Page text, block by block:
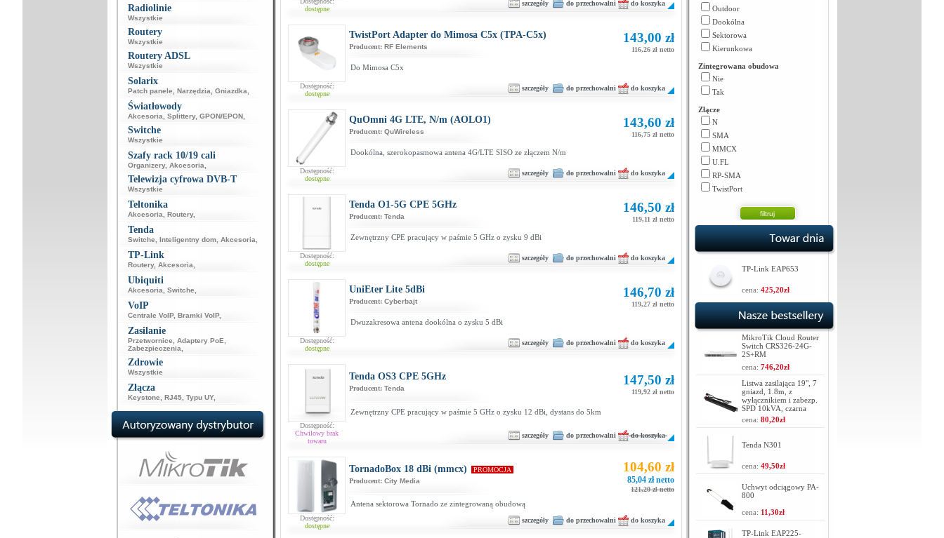
Radiolinie
Wszystkie
Routery
Wszystkie
Routery ADSL
Wszystkie
Solarix
Patch panele Narzędzia Gniazdka
Światłowody
Akcesoria Splittery, GPON/EPON,
Switche
Wszystkie
Szafy rack 10/19 cali
Organizery, Akcesoria
Telewizja cyfrowa DVB-T
Wszystkie
Teltonika
Akcesoria Routery,
Tenda
Switche Inteligentny dom, Akcesoria
TP-Link
Routery, Akcesoria
Ubiquiti
Akcesoria Switche
VoIP
Centrale VoIP, Bramki VoIP,
Zasilanie
Przetwornice Adaptery PoE
Zabezpieczenia
Zdrowie
Wszystkie
Złącza
Keystone RJ45, Typu UY,
dostępne
szczegóły do przechowalni do koszyka
Dostępność:
dostępne
TwistPort Adapter do Mimosa C5x (TPA-C5x)
Producent: RF Elements
143,00 zł
116,26 zł netto
Do Mimosa C5x
szczegóły do przechowalni do koszyka
Dostępność:
dostępne
QuOmni 4G LTE, N/m (AOLO1)
Producent: QuWireless
143,60 zł
116,75 zł netto
Dookólna, szerokopasmowa antena 4G/LTE SISO ze złączem N/m
szczegóły do przechowalni do koszyka
Dostępność:
dostępne
Tenda O1-5G CPE 5GHz
Producent: Tenda
146,50 zł
119,11 zł netto
Zewnętrzny CPE pracujący w paśmie 5 GHz o zysku 9 dBi
szczegóły do przechowalni do koszyka
Dostępność:
dostępne
UniEter Lite 5dBi
Producent: Cyberbajt
146,70 zł
119,27 zł netto
Dwuzakresowa antena dookólna o zysku 5 dBi
szczegóły do przechowalni do koszyka
Dostępność:
Chwilowy brak
towaru
Tenda OS3 CPE 5GHz
Producent: Tenda
147,50 zł
119,92 zł netto
Zewnętrzny CPE pracujący w paśmie 5 GHz o zysku 12 dBi, dystans do 5km
szczegóły do przechowalni do koszyka
Dostępność:
dostępne
TornadoBox 18 dBi (mmcx)
PROMOCJA
Producent: City Media
104,60 zł
85,04 zł netto
121,20 zł netto
Antena sektorowa Tornado ze zintegrowaną obudową
szczegóły do przechowalni do koszyka
Outdoor
Dookólna
Sektorowa
Kierunkowa
Zintegrowana obudowa
Nie
Tak
Złącze
N
SMA
MMCX
U.FL
RP-SMA
TwistPort
TP-Link EAP653
cena: 425,20zł
MikroTik Cloud Router
Switch CRS326-24G-
2S+RM
cena: 746,20zł
Listwa zasilająca 19", 7
gniazd, 1.8m, z
wyłącznikiem i zabezp.
SPD 10kVA, czarna
cena: 80,20zł
Tenda N301
cena: 49,50zł
Uchwyt odciągowy PA-
800
cena: 11,30zł
TP-Link EAP225-